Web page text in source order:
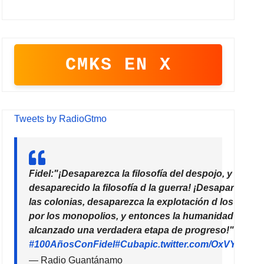
CMKS EN X
Tweets by RadioGtmo
Fidel:"¡Desaparezca la filosofía del despojo, y habrá
desaparecido la filosofía d la guerra! ¡Desaparezcan
las colonias, desaparezca la explotación d los
por los monopolios, y entonces la humanidad habrá
alcanzado una verdadera etapa de progreso!"
#100AñosConFidel#Cubapic.twitter.com/
— Radio Guantánamo